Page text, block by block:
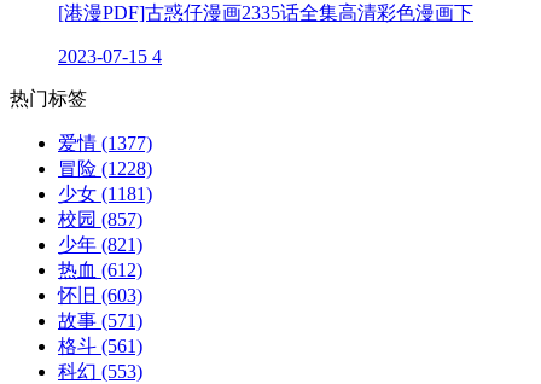
[港漫PDF]古惑仔漫画2335话全集高清彩色漫画下
2023-07-15 4
热门标签
爱情 (1377)
冒险 (1228)
少女 (1181)
校园 (857)
少年 (821)
热血 (612)
怀旧 (603)
故事 (571)
格斗 (561)
科幻 (553)